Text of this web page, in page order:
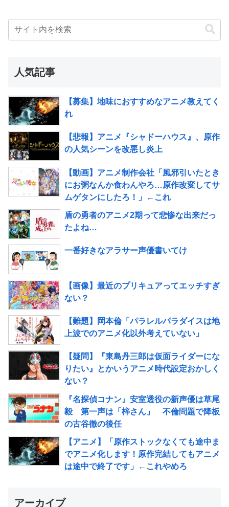
人気記事
【募集】地味におすすめなアニメ教えてく
れ
【悲報】アニメ『シャドーハウス』、原作
の人気シーンを改悪し炎上
【動画】アニメ制作会社「風邪引いたとき
にお粥なんか食わんやろ…原作改変してサ
ムゲタンにしたろ！」←これ
盾の勇者のアニメ2期って悲惨な出来だっ
たよね…
一番好きなアラサー声優書いてけ
【画像】最近のプリキュアってエッチすぎ
ない？
【難題】岡本倫「パラレルパラダイスは地
上波でのアニメ化以外考えていない」
【疑問】『東島丹三郎は仮面ライダーにな
りたい』とかいうアニメ時代設定おかしく
ない？
『名探偵コナン』安室透役の新声優は草尾
毅 第一声は「梓さん」 不倫問題で降板
の古谷徹の後任
【アニメ】「原作ストックなくても途中ま
でアニメ化します！原作完結してもアニメ
は途中で終了です」←これやめろ
アーカイブ